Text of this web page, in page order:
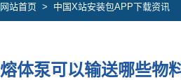
网站首页 > 中国X站安装包APP下载资讯
熔体泵可以输送哪些